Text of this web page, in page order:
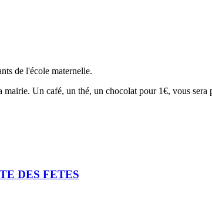
de l'école maternelle.
Un café, un thé, un chocolat pour 1€, vous sera
DES FETES